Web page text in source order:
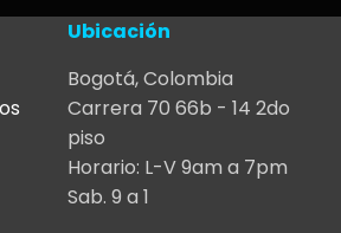
Ubicación
Bogotá, Colombia
Carrera 70 66b - 14 2do
piso
Horario: L-V 9am a 7pm
Sab. 9 a 1